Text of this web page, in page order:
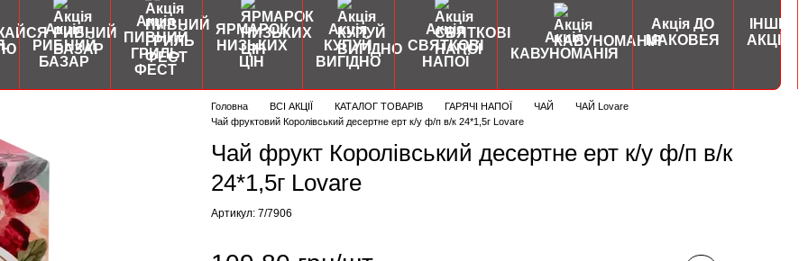
Акція
РИБНИЙ
БАЗАР
Акція
ПИВНИЙ
ГРИЛЬ
ФЕСТ
ЯРМАРОК
НИЗЬКИХ
ЦІН
Акція
КУПУЙ
ВИГІДНО
Акція
СВЯТКОВІ
НАПОЇ
Акція
КАВУНОМАНІЯ
Акція ДО
МАКОВЕЯ
ІНШІ
АКЦІЇ
Головна ВСІ АКЦІЇ КАТАЛОГ ТОВАРІВ ГАРЯЧІ НАПОЇ ЧАЙ
ЧАЙ Lovare
Чай фруктовий Королівський десертне ерт к/у ф/п в/к 24*1,5г Lovare
Чай фрукт Королівський десертне ерт к/у ф/п в/к
24*1,5г Lovare
Артикул: 7/7906